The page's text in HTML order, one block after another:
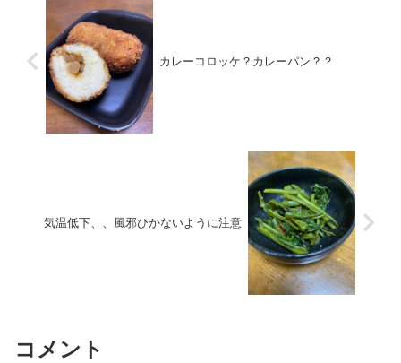
カレーコロッケ？カレーパン？？
気温低下、、風邪ひかないように注意
コメント